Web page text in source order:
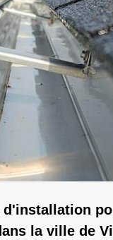
d'installation
la ville de